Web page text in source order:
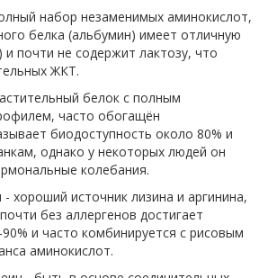
набор незаменимых аминокислот,
белка (альбумин) имеет отличную
и почти не содержит лактозу, что
ЖКТ.
белок с полным
часто обогащён
биодоступность около 80% и
однако у некоторых людей он
колебания.
- хороший источник лизина и аргинина,
без аллергенов достигает
и часто комбинируется с рисовым
аминокислот.